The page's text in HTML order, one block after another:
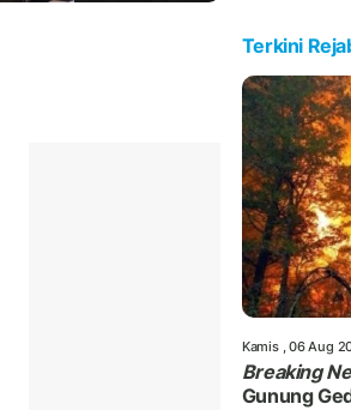
Terkini
Kamis , 06 Aug
Breaking
Gunung